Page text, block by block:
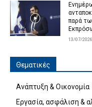
παρά
13/07/2026
Θεματικές
Ανάπτυξη & Οικονομία
Εργασία, ασφάλιση &